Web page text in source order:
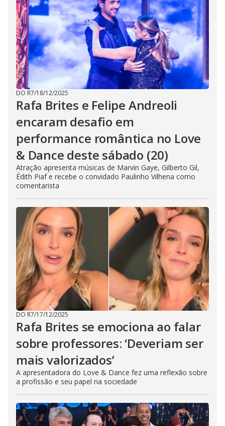
DO R7/18/12/2025
Rafa Brites e Felipe Andreoli
encaram desafio em
performance romântica no Love
& Dance deste sábado (20)
Atração apresenta músicas de Marvin Gaye, Gilberto Gil,
Édith Piaf e recebe o convidado Paulinho Vilhena como
comentarista
DO R7/17/12/2025
Rafa Brites se emociona ao falar
sobre professores: ‘Deveriam ser
mais valorizados’
A apresentadora do Love & Dance fez uma reflexão sobre
a profissão e seu papel na sociedade